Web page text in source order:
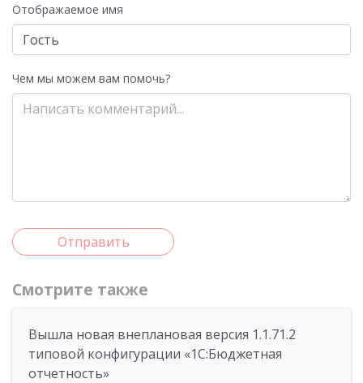
Отображаемое имя
Чем мы можем вам помочь?
Отправить
Смотрите также
Вышла новая внеплановая версия 1.1.71.2
типовой конфигурации «1C:Бюджетная
отчетность»